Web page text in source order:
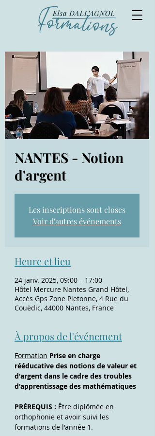
NANTES - Notion
d'argent
Les inscriptions sont closes
Voir d'autres événements
Heure et lieu
24 janv. 2025, 09:00 – 17:00
Hôtel Mercure Nantes Grand Hôtel,
Accès Gps Zone Pietonne, 4 Rue du
Couëdic, 44000 Nantes, France
À propos de l'événement
Formation Prise en charge
rééducative des notions de valeur et
d'argent dans le cadre des troubles
d'apprentissage des mathématiques
PRÉREQUIS : Être diplômée en
orthophonie et avoir suivi les
formations de l'année 1.